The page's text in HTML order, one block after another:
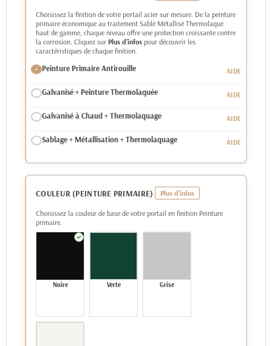
Choisissez la finition de votre portail acier sur mesure. De la peinture
primaire économique au traitement Sablé Métallisé Thermolaqué
haut de gamme, chaque niveau offre une protection croissante contre
la corrosion. Cliquez sur Plus d'infos pour découvrir les
caractéristiques de chaque finition.
Peinture Primaire Antirouille
Galvanisé + Peinture Thermolaquée
Galvanisé à Chaud + Thermolaquage
Sablage + Métallisation + Thermolaquage
COULEUR (PEINTURE PRIMAIRE)
Choisissez la couleur de base de votre portail en finition Peinture
primaire.
Noire Verte Grise